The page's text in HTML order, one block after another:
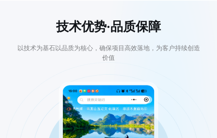
技术优势·品质保障
以技术为基石以品质为核心，确保项目高效落地，为客户持续创造
价值